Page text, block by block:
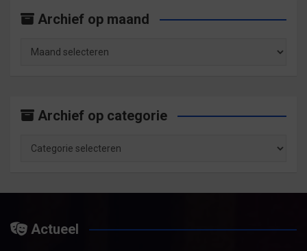
Archief op maand
Archief op categorie
categorie
Actueel